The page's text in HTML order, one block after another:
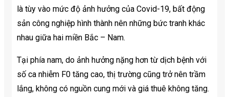
là tùy vào mức độ ảnh hưởng của Covid-19, bất động
sản công nghiệp hình thành nên những bức tranh khác
nhau giữa hai miền Bắc – Nam.
Tại phía nam, do ảnh hưởng nặng hơn từ dịch bệnh với
số ca nhiễm F0 tăng cao, thị trường cũng trở nên trầm
lắng, không có nguồn cung mới và giá thuê không tăng.